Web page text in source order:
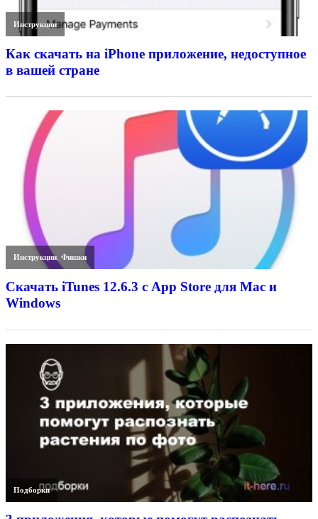
Инструкции
Как скачать на iPhone приложение, недоступное
в вашей стране
Инструкции,Фишки
Скачать iTunes 12.6.3 с App Store для Mac и
Windows
Подборки